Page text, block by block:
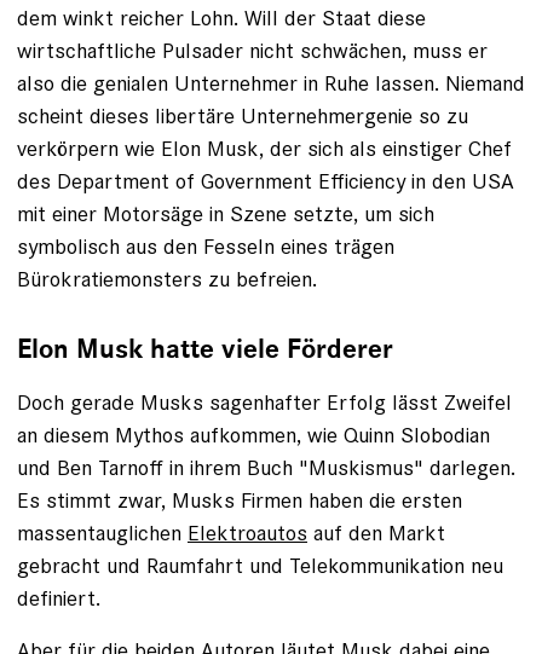
dem winkt reicher Lohn. Will der Staat diese
wirtschaftliche Pulsader nicht schwächen, muss er
also die genialen Unternehmer in Ruhe lassen. Niemand
scheint dieses libertäre Unternehmergenie so zu
verkörpern wie Elon Musk, der sich als einstiger Chef
des Department of Government Efficiency in den USA
mit einer Motorsäge in Szene setzte, um sich
symbolisch aus den Fesseln eines trägen
Bürokratiemonsters zu befreien.
Elon Musk hatte viele Förderer
Doch gerade Musks sagenhafter Erfolg lässt Zweifel
an diesem Mythos aufkommen, wie Quinn Slobodian
und Ben Tarnoff in ihrem Buch "Muskismus" darlegen.
Es stimmt zwar, Musks Firmen haben die ersten
massentauglichen Elektroautos auf den Markt
gebracht und Raumfahrt und Telekommunikation neu
definiert.